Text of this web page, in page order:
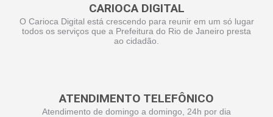
CARIOCA DIGITAL
O Carioca Digital está crescendo para reunir em um só lugar
todos os serviços que a Prefeitura do Rio de Janeiro presta
ao cidadão.
ATENDIMENTO TELEFÔNICO
Atendimento de domingo a domingo, 24h por dia